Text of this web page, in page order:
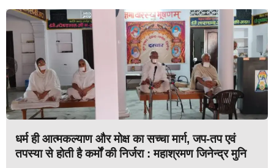
धर्म ही आत्मकल्याण और मोक्ष का सच्चा मार्ग, जप-तप एवं
तपस्या से होती है कर्मों की निर्जरा : महाश्रमण जिनेन्द्र मुनि